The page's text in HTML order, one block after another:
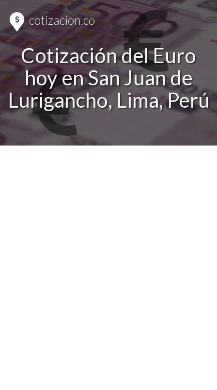
cotizacion.co
Cotización del Euro
hoy en San Juan de
Lurigancho, Lima, Perú